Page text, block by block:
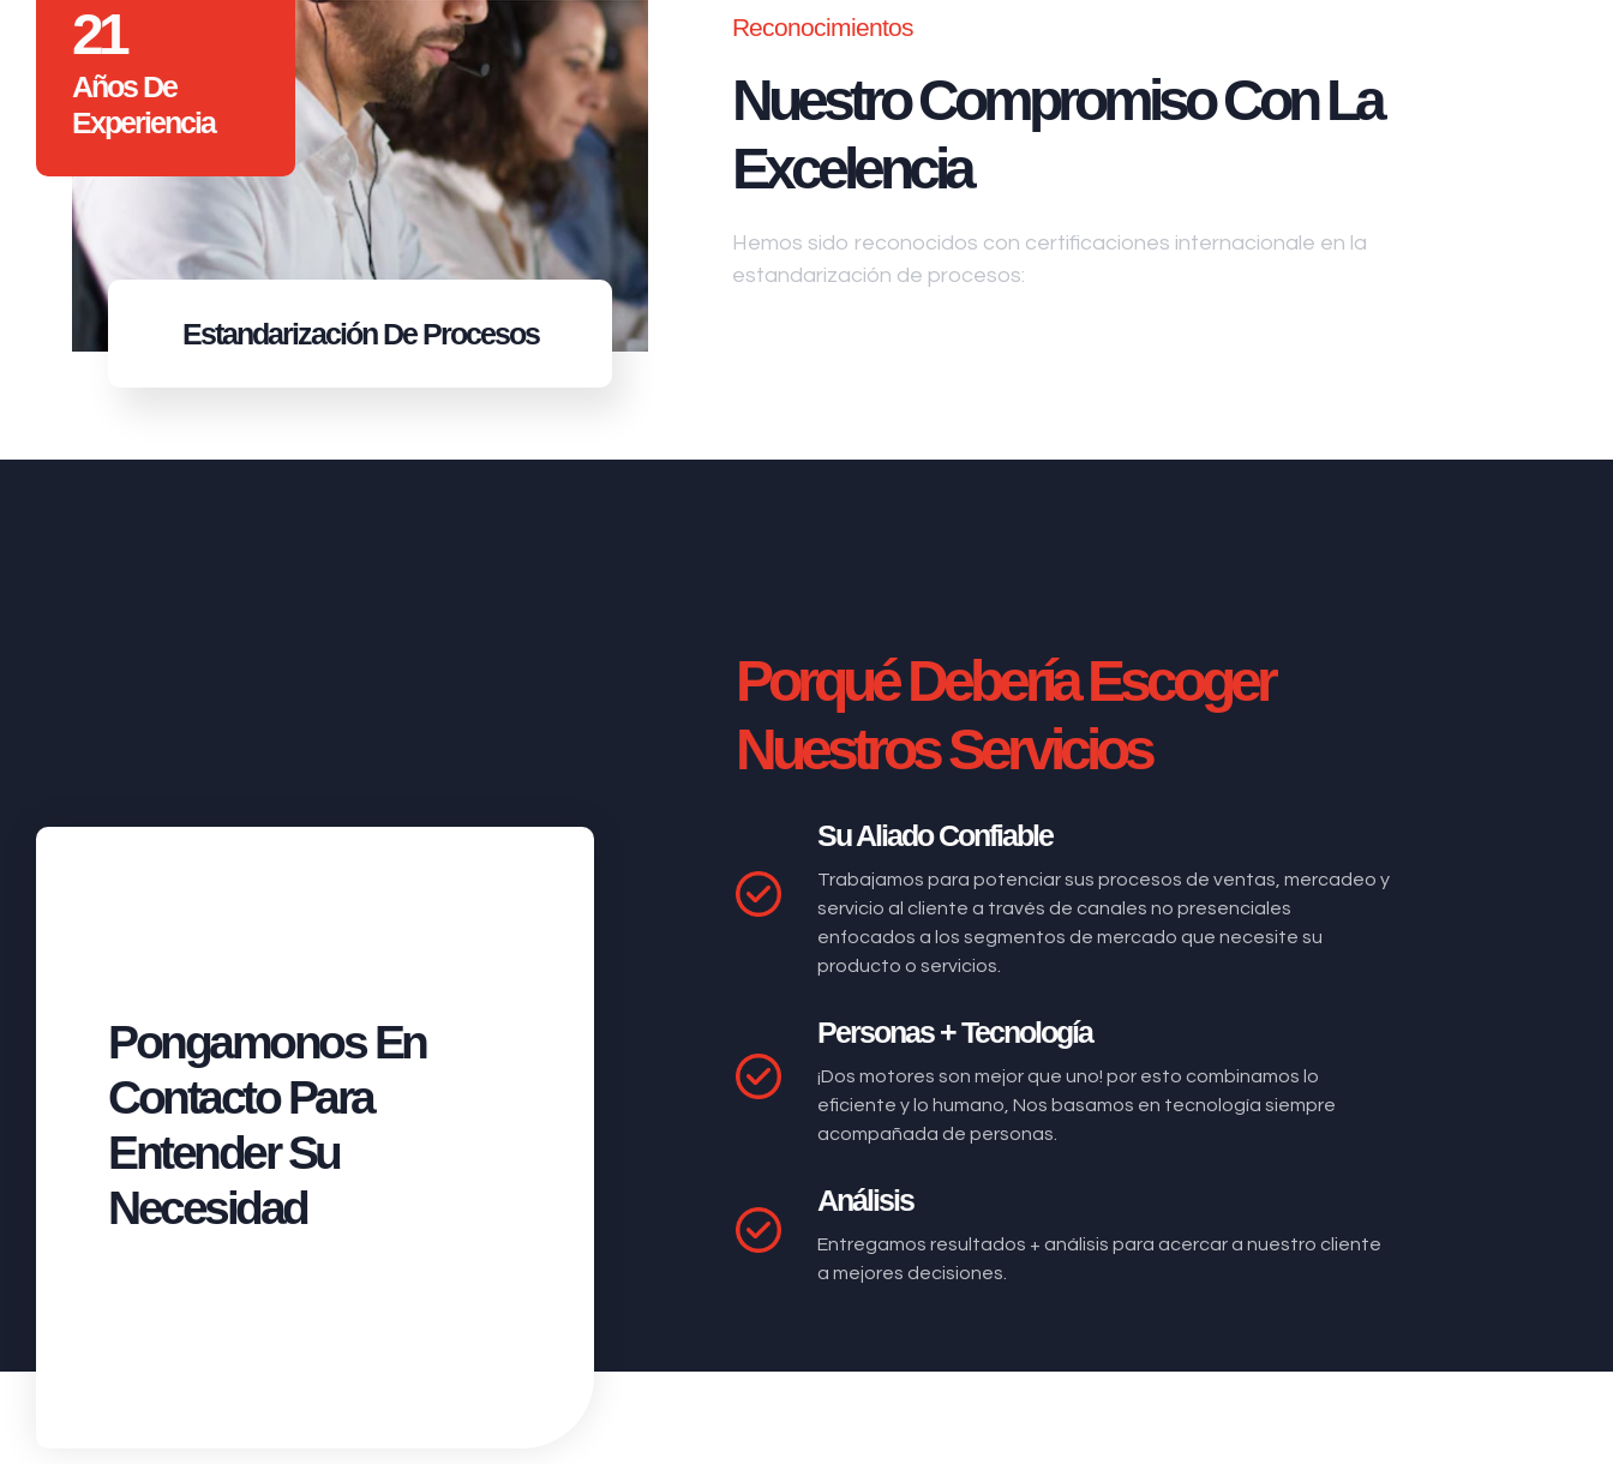
21
Años De
Experiencia
EstandarizaciónDe Procesos
Reconocimientos
Nuestro Compromiso Con La
Excelencia
Hemos sido reconocidos con certificaciones internacionale en la
estandarización de procesos:
Pongamonos En
Contacto Para
Entender Su
Necesidad
Porqué Debería Escoger
Nuestros Servicios
Su Aliado Confiable
Trabajamos para potenciar sus procesos de ventas, mercadeo y
servicio al cliente a través de canales no presenciales
enfocados a los segmentos de mercado que necesite su
producto o servicios.
Personas + Tecnología
¡Dos motores son mejor que uno! por esto combinamos lo
eficiente y lo humano, Nos basamos en tecnología siempre
acompañada de personas.
Análisis
Entregamos resultados + análisis para acercar a nuestro cliente
a mejores decisiones.